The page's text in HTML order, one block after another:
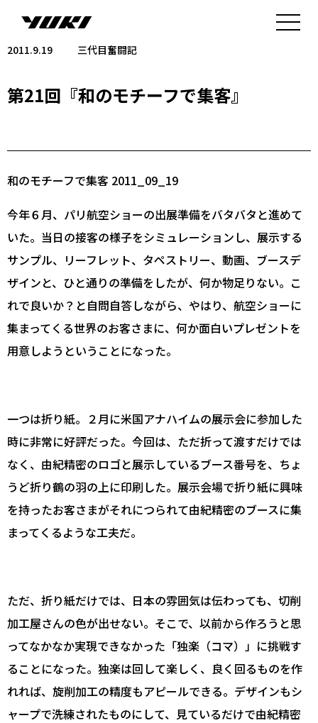
2011.9.19 三代目奮闘記
第21回『和のモチーフで集客』
和のモチーフで集客 2011_09_19
今年６月、パリ航空ショーの出展準備をバタバタと進めて
いた。当日の接客の様子をシミュレーションし、展示する
サンプル、リーフレット、タペストリー、動画、ブースデ
ザインと、ひと通りの準備をしたが、何か物足りない。こ
れで良いか？と自問自答しながら、やはり、航空ショーに
集まってくる世界のお客さまに、何か面白いプレゼントを
用意しようということになった。
一つは折り紙。２月に米国アナハイムの展示会に参加した
時に非常に好評だった。今回は、ただ折って渡すだけでは
なく、由紀精密のロゴと展示しているブース番号を、ちょ
うど折り鶴の羽の上に印刷した。展示会場で折り紙に興味
を持ったお客さまがそれにつられて由紀精密のブースに集
まってくるような工夫だ。
ただ、折り紙だけでは、日本の雰囲気は伝わっても、切削
加工屋さんの色が出せない。そこで、以前から作ろうと思
ってなかなか実現できなかった「独楽（コマ）」に挑戦す
ることになった。独楽は回して楽しく、良く回るものを作
れれば、旋削加工の精度もアピールできる。デザインもシ
ャープで洗練されたものにして、見ているだけで由紀精密